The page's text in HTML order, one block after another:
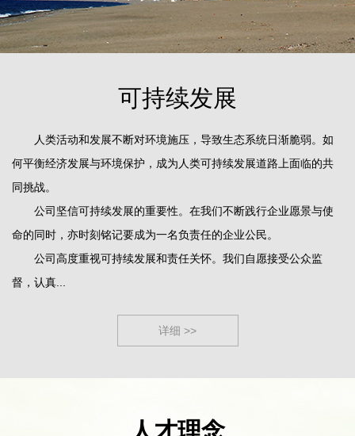
可持续发展
人类活动和发展不断对环境施压，导致生态系统日渐脆弱。如
何平衡经济发展与环境保护，成为人类可持续发展道路上面临的共
同挑战。
公司坚信可持续发展的重要性。在我们不断践行企业愿景与使
命的同时，亦时刻铭记要成为一名负责任的企业公民。
公司高度重视可持续发展和责任关怀。我们自愿接受公众监
督，认真...
详细 >>